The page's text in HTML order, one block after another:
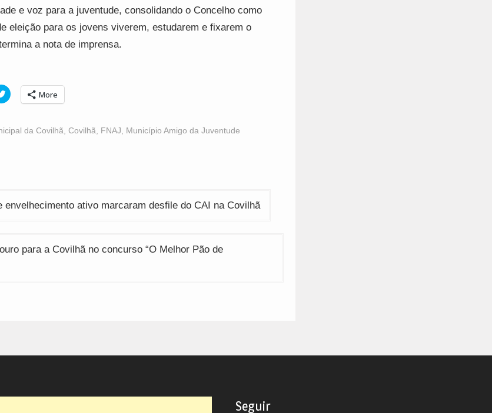
e voz para a juventude, consolidando o Concelho como
eleição para os jovens viverem, estudarem e fixarem o
a nota de imprensa.
Click
to
share
(Opens
in
More
da Covilhã Covilhã FNAJ Município Amigo da Juventude
envelhecimento ativo marcaram desfile do CAI na Covilhã
para a Covilhã no concurso “O Melhor Pão de
Seguir